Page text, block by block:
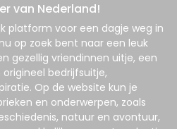
van Nederland!
platform voor een dagje weg in
op zoek bent naar een leuk
gezellig vriendinnen uitje, een
bedrijfsuitje,
Op de website kun je
en onderwerpen, zoals
natuur en avontuur,